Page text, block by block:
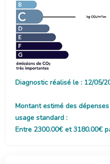
Diagnostic réalisé le : 12/05/
Montant estimé des
usage standard :
Entre 2300.00€ et 3180.00€